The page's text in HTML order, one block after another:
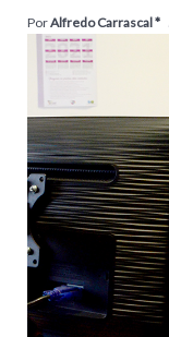
PorAlfredo Carrascal *